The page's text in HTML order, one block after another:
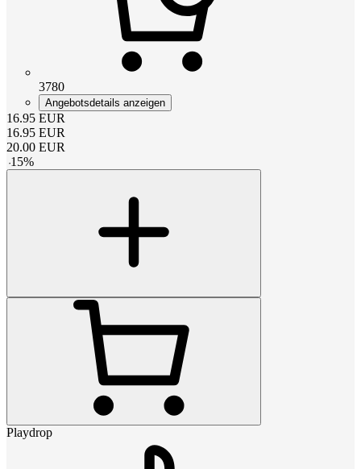
3780
Angebotsdetails anzeigen
16.95 EUR
16.95 EUR
20.00 EUR
-15%
Playdrop